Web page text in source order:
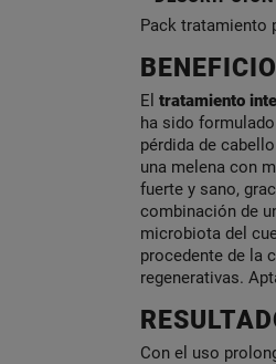
Pack tratamiento
El tratamiento
ha sido
pérdida de
una melena con
fuerte y sano,
combinación de
microbiota del
procedente de la
regenerativas.
Con el uso